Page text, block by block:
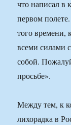
что написал в
первом
того времени,
всеми силами
собой.
просьбе».
Между тем, к
лихорадка в